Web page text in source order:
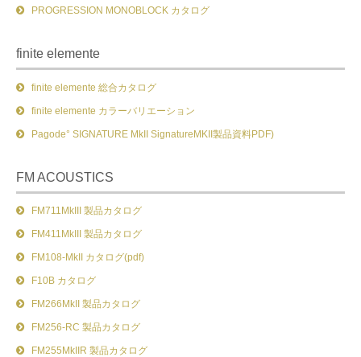
PROGRESSION MONOBLOCK カタログ
finite elemente
finite elemente 総合カタログ
finite elemente カラーバリエーション
Pagode° SIGNATURE MkII SignatureMKII製品資料PDF)
FM ACOUSTICS
FM711MkIII 製品カタログ
FM411MkIII 製品カタログ
FM108-MkII カタログ(pdf)
F10B カタログ
FM266MkII 製品カタログ
FM256-RC 製品カタログ
FM255MkIIR 製品カタログ